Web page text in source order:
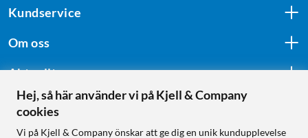
Kundservice
Om oss
Aktuellt
Följ oss
Hej, så här använder vi på Kjell & Company
cookies
Vi på Kjell & Company önskar att ge dig en unik kundupplevelse